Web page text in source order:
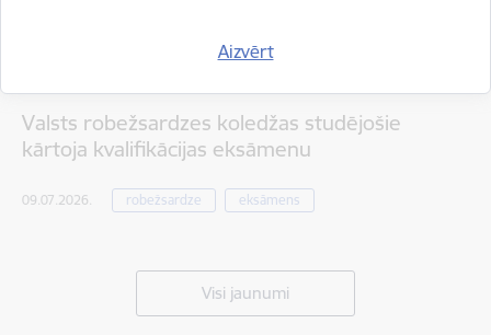
Aizvērt
Valsts robežsardzes koledžas studējošie
kārtoja kvalifikācijas eksāmenu
09.07.2026. robežsardze eksāmens
Visi jaunumi